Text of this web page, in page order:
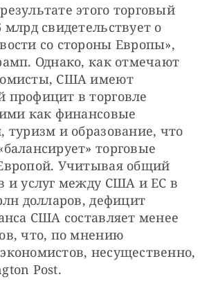
этого торговый
свидетельствует о
со стороны Европы»,
Однако, как отмечают
США имеют
профицит в торговле
как финансовые
туризм и образование, что
торговые
Учитывая общий
и услуг между США и ЕС в
долларов, дефицит
США составляет менее
что, по мнению
несущественно,
Post.